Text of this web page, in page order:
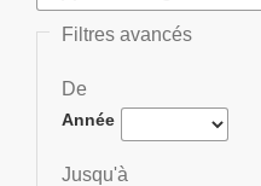
Filtres avancés
De
Année
Jusqu'à